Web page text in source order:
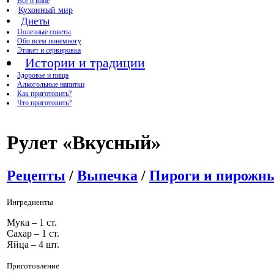
Кухонный мир
Диеты
Полезные советы
Обо всем понемногу
Этикет и сервировка
Истории и традиции
Здоровье и пища
Алкогольные напитки
Как приготовить?
Что приготовить?
Рулет «Вкусный»
Рецепты / Выпечка / Пироги и
Ингредиенты
Мука – 1 ст.
Сахар – 1 ст.
Яйца – 4 шт.
Приготовление